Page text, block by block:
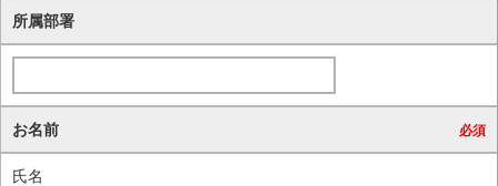
所属部署
お名前 必須
氏名